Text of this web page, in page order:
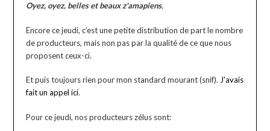
Oyez, oyez, belles et beaux z'amapiens,
Encore ce jeudi, c’est une petite distribution de part le nombre
de producteurs, mais non pas par la qualité de ce que nous
proposent ceux-ci.
Et puis toujours rien pour mon standard mourant (snif). J'avais
fait un appel ici.
Pour ce jeudi, nos producteurs zélus sont: